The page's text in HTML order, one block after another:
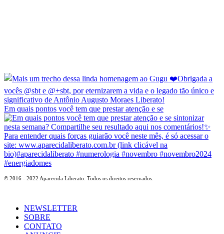
Em quais pontos você tem que prestar atenção e se
© 2016 - 2022 Aparecida Liberato. Todos os direitos reservados.
NEWSLETTER
SOBRE
CONTATO